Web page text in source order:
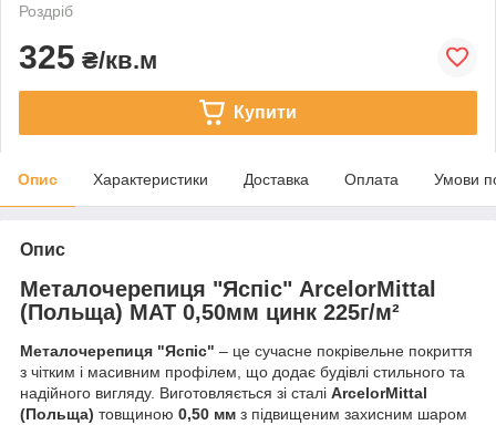
Роздріб
325 ₴/кв.м
Купити
Опис Характеристики Доставка Оплата Умови
Опис
Металочерепиця "Яспіс" ArcelorMittal
(Польща) МАТ 0,50мм цинк 225г/м²
Металочерепиця "Яспіс" – це сучасне покрівельне покриття
з чітким і масивним профілем, що додає будівлі стильного та
надійного вигляду. Виготовляється зі сталі ArcelorMittal
(Польща) товщиною 0,50 мм з підвищеним захисним шаром